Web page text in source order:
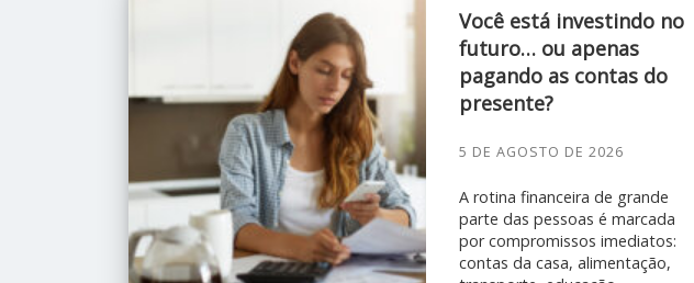
Você está investindo no
futuro… ou apenas
pagando as contas do
presente?
5 DE AGOSTO DE 2026
A rotina financeira de grande
parte das pessoas é marcada
por compromissos imediatos:
contas da casa, alimentação,